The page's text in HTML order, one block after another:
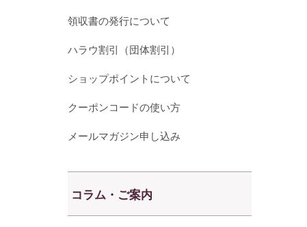
領収書の発行について
ハラウ割引（団体割引）
ショップポイントについて
クーポンコードの使い方
メールマガジン申し込み
コラム・ご案内